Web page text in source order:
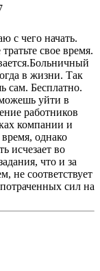
с чего начать.
свое время.
в жизни. Так
сам. Бесплатно.
уйти в
работников
компании и
однако
исчезает во
что и за
не соответствует
сил на